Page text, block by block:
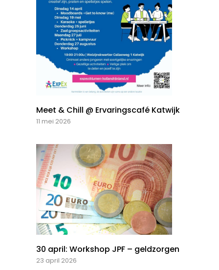
Meet & Chill @ Ervaringscafé Katwijk
11 mei 2026
30 april: Workshop JPF – geldzorgen
23 april 2026